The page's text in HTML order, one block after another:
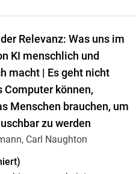
Relevanz: Was uns im
KI menschlich und
macht | Es geht nicht
Computer können,
Menschen brauchen, um
zu werden
Carl Naughton